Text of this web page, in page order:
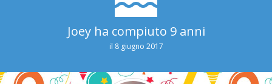
Joey ha compiuto 9 anni
il 8 giugno 2017